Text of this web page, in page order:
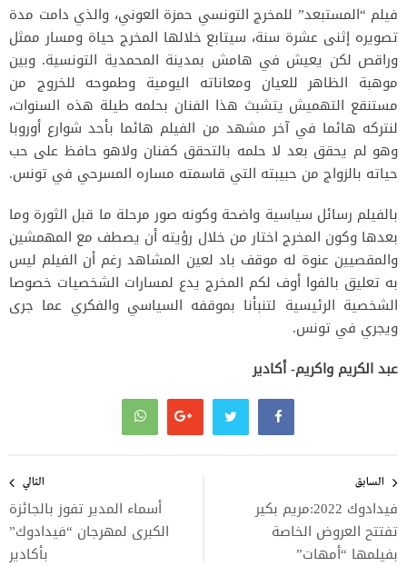
فيلم “المستبعد” للمخرج التونسي حمزة العوني، والذي دامت مدة
تصويره إثنى عشرة سنة، سيتابع خلالها المخرج حياة ومسار ممثل
وراقص لكن يعيش في هامش بمدينة المحمدية التونسية. وبين
موهبة الظاهر للعيان ومعاناته اليومية وطموحه للخروج من
مستنقع التهميش يتشبث هذا الفنان بحلمه طيلة هذه السنوات،
لنتركه هائما في آخر مشهد من الفيلم هائما بأحد شوارع أوروبا
وهو لم يحقق بعد لا حلمه بالتحقق كفنان ولاهو حافظ على حب
حياته بالزواج من حبيبته التي قاسمته مساره المسرحي في تونس.
بالفيلم رسائل سياسية واضحة وكونه صور مرحلة ما قبل الثورة وما
بعدها وكون المخرج اختار من خلال رؤيته أن يصطف مع المهمشين
والمقصيين عنوة له موقف باد لعين المشاهد رغم أن الفيلم ليس
به تعليق بالفوا أوف لكم المخرج يدع لمسارات الشخصيات خصوصا
الشخصية الرئيسية لتنبأنا بموقفه السياسي والفكري عما جرى
ويجري في تونس.
عبد الكريم واكريم- أكادير
المقالات
السابق
فيدادوك 2022:مريم بكير
تفتتح العروض الخاصة
بفيلمها “أمهات”
التالي
أسماء المدير تفوز بالجائزة
الكبرى لمهرجان “فيدادوك”
بأكادير